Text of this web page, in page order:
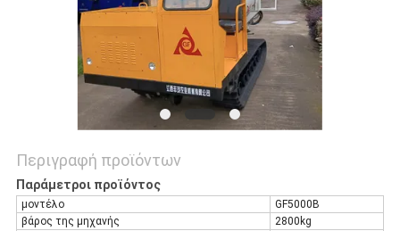
Περιγραφή προϊόντων
Παράμετροι προϊόντος
μοντέλο
GF5000B
βάρος της μηχανής
2800kg